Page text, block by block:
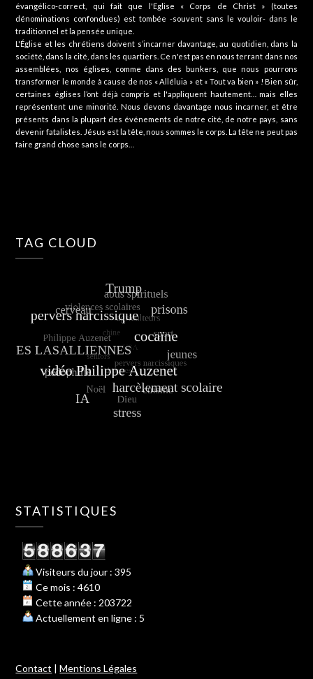
évangélico-correct, qui fait que l'Eglise « Corps de Christ » (toutes
dénominations confondues) est tombée -souvent sans le vouloir- dans le
traditionnel et la pensée unique.
L'Église et les chrétiens doivent s’incarner davantage, au quotidien, dans la
société, dans la cité, dans les quartiers. Ce n'est pas en nous terrant dans nos
assemblées, nos églises, comme dans des bunkers, que nous pourrons
transformer le monde à cause de nos « Alléluia » et « Tout va bien » ! Bien sûr,
certaines églises l’ont déjà compris et l'appliquent hautement… mais elles
représentent une minorité. Nous devons davantage nous incarner, et être
présents dans la plupart des événements de notre cité, de notre pays, sans
devenir fatalistes. Jésus est la tête, nous sommes le corps. La tête ne peut pas
faire grand chose sans le corps…
TAG CLOUD
STATISTIQUES
Visiteurs du jour : 395
Ce mois : 4610
Cette année : 203722
Actuellement en ligne : 5
Contact |Mentions Légales